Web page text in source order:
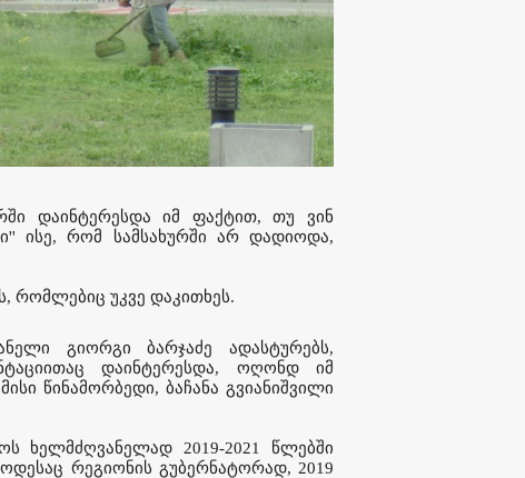
დაინტერესდა იმ ფაქტით, თუ ვინ
ისე, რომ სამსახურში არ დადიოდა,
რომლებიც უკვე დაკითხეს.
გიორგი ბარჯაძე ადასტურებს,
დაინტერესდა, ოღონდ იმ
წინამორბედი, ბაჩანა გვიანიშვილი
ხელმძღვანელად 2019-2021 წლებში
რეგიონის გუბერნატორად, 2019